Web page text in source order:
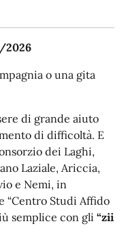
2026
o una gita
di grande aiuto
di difficoltà. E
dei Laghi,
Laziale, Ariccia,
e Nemi, in
“Centro Studi Affido
semplice con gli “zii